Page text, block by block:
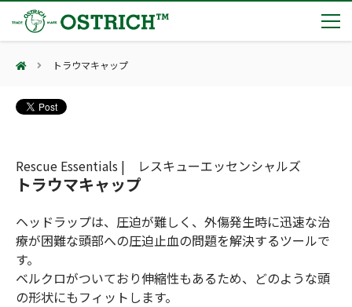
製品カテゴリー
輸血保冷庫
(Bear Avoidance)
防刃対策
(Cut Resistant)
止血・止血キット
(Massive Hemorrhage)
気道管理
呼吸管理
(Respiration)
夏季休業のお知らせ
第7回 地域×Tech東北 ご来場ありがとうございました！
2展示会【①危機管理産業展(RISCON TOKYO)2026】【②テロ対策特殊装備展（SEECAT）】に同時出展いたします
オーストリッチ防犯カタログ
ダマスカス製品カタログ（日本語版）
会社案内
会社案内
アクセス
主な納入実績
カタログ
採用情報
トラウマキャップ
Rescue Essentials | レスキューエッセンシャルズ
トラウマキャップ
ヘッドラップは、圧迫が難しく、外傷発生時に迅速な治
療が困難な頭部への圧迫止血の問題を解決するツールで
す。
ベルクロがついており伸縮性もあるため、どのような頭
の形状にもフィットします。